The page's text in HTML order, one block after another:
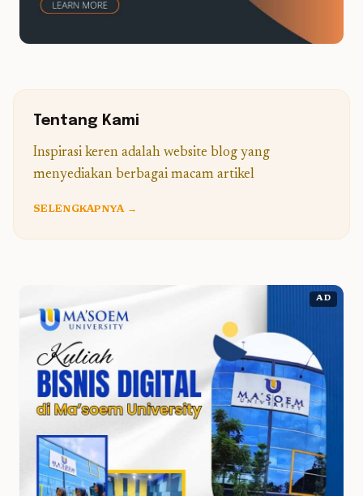
Tentang Kami
Inspirasi keren adalah website blog yang
menyediakan berbagai macam artikel
SELENGKAPNYA →
AD